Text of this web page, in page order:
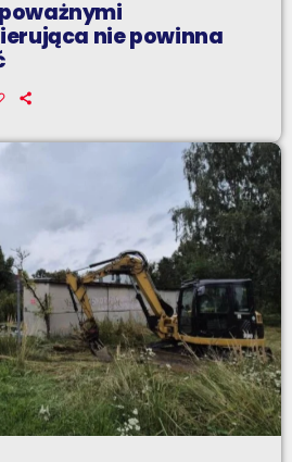
nie powinna